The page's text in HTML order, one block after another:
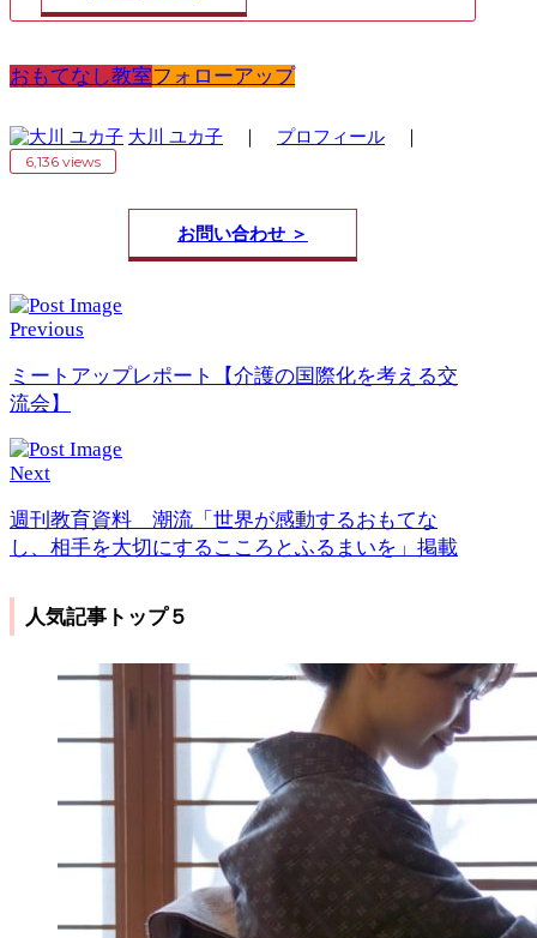
おもてなし教室フォローアップ
大川 ユカ子 プロフィール
6,136 views
お問い合わせ ＞
Previous
ミートアップレポート【介護の国際化を考える交
流会】
Next
週刊教育資料 潮流「世界が感動するおもてな
し、相手を大切にするこころとふるまいを」掲載
人気記事トップ５